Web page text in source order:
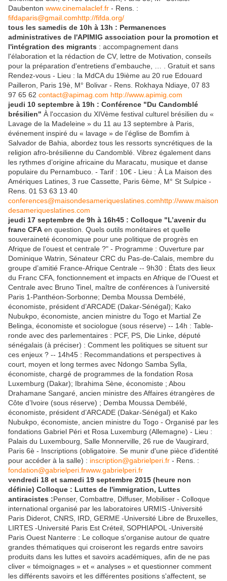
Daubenton www.cinemalaclef.fr - Rens. :
fifdaparis@gmail.comhttp://fifda.org/
tous les samedis de 10h à 13h : Permanences
administratives de l'APIMIG association pour la promotion et
l'intégration des migrants : accompagnement dans
l'élaboration et la rédaction de CV, lettre de Motivation, conseils
pour la préparation d'entretiens d'embauche, … . Gratuit et sans
Rendez-vous - Lieu : la MdCA du 19ième au 20 rue Edouard
Pailleron, Paris 19è, M° Bolivar - Rens. Rokhaya Ndiaye, 07 83
97 65 62 contact@apimag.com http://www.apimig.com
jeudi 10 septembre à 19h : Conférence "Du Candomblé
brésilien" À l'occasion du XIVème festival culturel brésilien du «
Lavage de la Madeleine » du 11 au 13 septembre à Paris,
événement inspiré du « lavage » de l’église de Bomfim à
Salvador de Bahia, abordez tous les ressorts syncrétiques de la
religion afro-brésilienne du Candomblé. Vibrez également dans
les rythmes d’origine africaine du Maracatu, musique et danse
populaire du Pernambuco. - Tarif : 10€ - Lieu : À La Maison des
Amériques Latines, 3 rue Cassette, Paris 6ème, M° St Sulpice -
Rens. 01 53 63 13 40
conferences@maisondesameriqueslatines.comhttp://www.maison
desameriqueslatines.com
jeudi 17 septembre de 9h à 16h45 : Colloque "L’avenir du
franc CFA en question. Quels outils monétaires et quelle
souveraineté économique pour une politique de progrès en
Afrique de l’ouest et centrale ?" - Programme : Ouverture par
Dominique Watrin, Sénateur CRC du Pas-de-Calais, membre du
groupe d’amitié France-Afrique Centrale -- 9h30 : États des lieux
du Franc CFA, fonctionnement et impacts en Afrique de l’Ouest et
Centrale avec Bruno Tinel, maître de conférences à l’université
Paris 1-Panthéon-Sorbonne; Demba Moussa Dembélé,
économiste, président d’ARCADE (Dakar-Sénégal); Kako
Nubukpo, économiste, ancien ministre du Togo et Martial Ze
Belinga, économiste et sociologue (sous réserve) -- 14h : Table-
ronde avec des parlementaires : PCF, PS, Die Linke, député
sénégalais (à préciser) : Comment les politiques se situent sur
ces enjeux ? -- 14h45 : Recommandations et perspectives à
court, moyen et long termes avec Ndongo Samba Sylla,
économiste, chargé de programmes de la fondation Rosa
Luxemburg (Dakar); Ibrahima Sène, économiste ; Abou
Drahamane Sangaré, ancien ministre des Affaires étrangères de
Côte d’Ivoire (sous réserve) ; Demba Moussa Dembélé,
économiste, président d’ARCADE (Dakar-Sénégal) et Kako
Nubukpo, économiste, ancien ministre du Togo - Organisé par les
fondations Gabriel Péri et Rosa Luxemburg (Allemagne) - Lieu :
Palais du Luxembourg, Salle Monnerville, 26 rue de Vaugirard,
Paris 6è - Inscriptions (obligatoire. Se munir d'une pièce d'identité
pour accéder à la salle) : inscription@gabrielperi.fr - Rens. :
fondation@gabrielperi.frwww.gabrielperi.fr
vendredi 18 et samedi 19 septembre 2015 (heure non
définie) Colloque : Luttes de l'immigration, Luttes
antiracistes :Penser, Combattre, Diffuser, Mobiliser - Colloque
international organisé par les laboratoires URMIS -Université
Paris Diderot, CNRS, IRD, GERME -Université Libre de Bruxelles,
LIRTES -Université Paris Est Créteil, SOPHIAPOL -Université
Paris Ouest Nanterre : Le colloque s'organise autour de quatre
grandes thématiques qui croiseront les regards entre savoirs
produits dans les luttes et savoirs académiques, afin de ne pas
cliver « témoignages » et « analyses » et questionner comment
les différents savoirs et les différentes positions s'affectent, se